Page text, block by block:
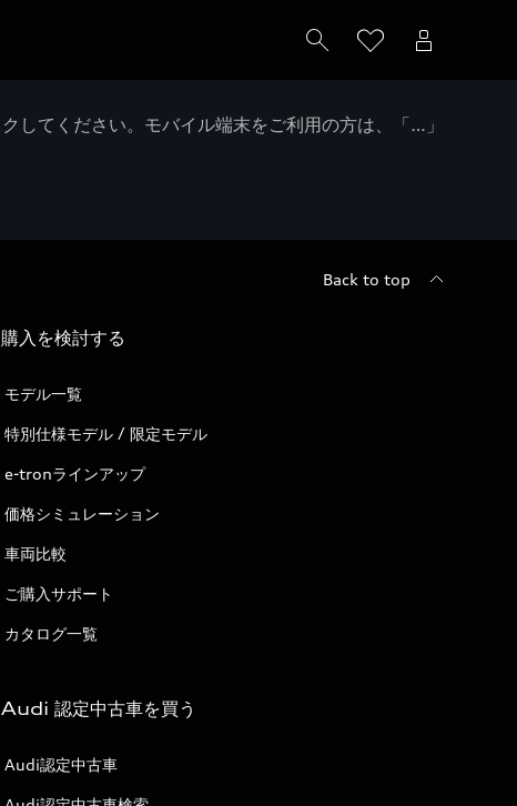
してください。モバイル端末をご利用の方は、「…」
Back to top
購入を検討する
モデル一覧
特別仕様モデル / 限定モデル
e-tronラインアップ
価格シミュレーション
車両比較
ご購入サポート
カタログ一覧
Audi 認定中古車を買う
Audi認定中古車